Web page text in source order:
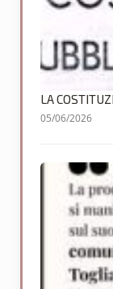
LA
05/06/2026